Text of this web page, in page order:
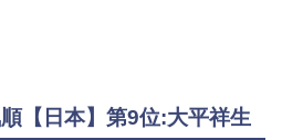
【日本】第9位:大平祥生